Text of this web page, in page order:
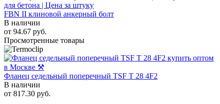
FBN II клиновой анкерный болт
В наличии
от 94.67 руб.
Просмотренные товары
Фланец седельный поперечный TSF T 28 4F2
В наличии
от 817.30 руб.